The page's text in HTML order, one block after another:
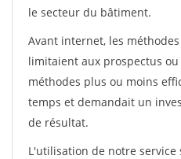
le secteur du bâtiment.
Avant internet, les
limitaient aux prospectus
méthodes plus ou moins
temps et demandait un
de résultat.
L'utilisation de notre service